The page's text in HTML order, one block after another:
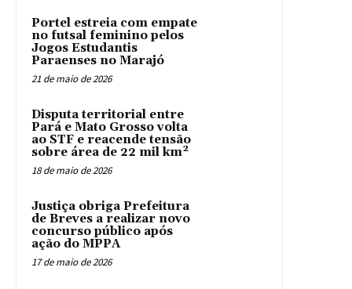
Portel estreia com empate
no futsal feminino pelos
Jogos Estudantis
Paraenses no Marajó
21 de maio de 2026
Disputa territorial entre
Pará e Mato Grosso volta
ao STF e reacende tensão
sobre área de 22 mil km²
18 de maio de 2026
Justiça obriga Prefeitura
de Breves a realizar novo
concurso público após
ação do MPPA
17 de maio de 2026